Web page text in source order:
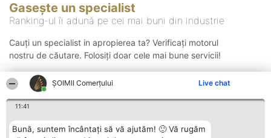
ȘOIMII Comerțului Live chat
11:41
Bună, suntem încântați să vă ajutăm! 🙂 Vă rugăm
Gasește un specialist
Ranking-ul îi adună pe cei mai buni din industrie
Cauți un specialist in apropierea ta? Verificați motorul
nostru de căutare. Folosiți doar cele mai bune servicii!